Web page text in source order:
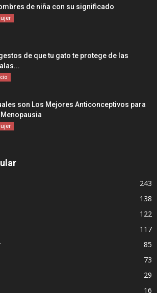
de niña con su significado
de que tu gato te protege de las
son Los Mejores Anticonceptivos para
Menopausia
243
138
122
117
85
73
29
16